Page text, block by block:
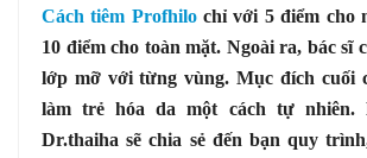
Cách tiêm Profhilochỉ với 5 điểm cho
10 điểm cho toàn mặt. Ngoài ra, bác sĩ
lớp mỡ với từng vùng. Mục đích cuối
làm trẻ hóa da một cách tự nhiên.
Dr.thaiha sẽ chia sẻ đến bạn quy